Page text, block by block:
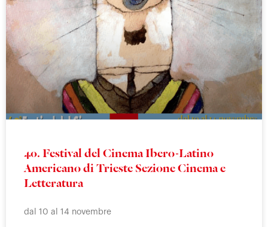
40. Festival del Cinema Ibero-Latino
Americano di Trieste Sezione Cinema e
Letteratura
dal 10 al 14 novembre